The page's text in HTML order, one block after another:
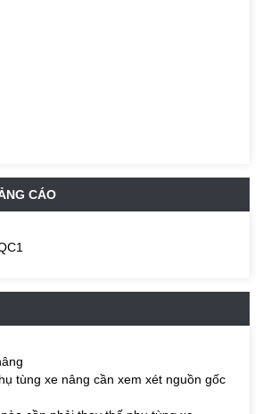
CÁO
tùng xe nâng cần xem xét nguồn gốc